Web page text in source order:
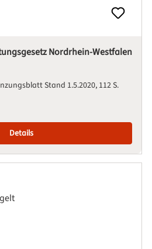
Nordrhein-Westfalen
Stand 1.5.2020 112 S.
Details